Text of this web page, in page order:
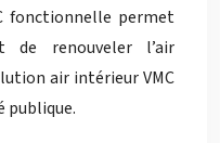
fonctionnelle permet
de renouveler l’air
air intérieur VMC
publique.